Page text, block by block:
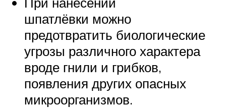
шпатлёвки можно
предотвратить биологические
угрозы различного характера
вроде гнили и грибков,
появления других опасных
микроорганизмов.